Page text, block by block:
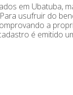
em Ubatuba,
usufruir do
a
é emitido